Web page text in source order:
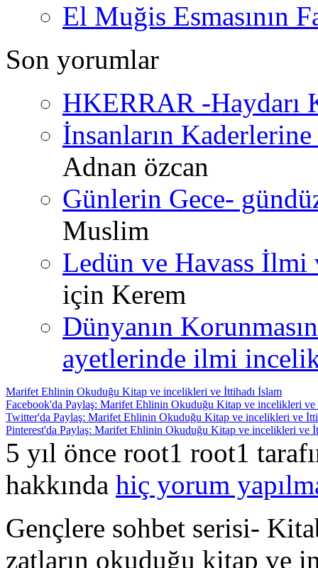
El Muğis Esmasının
Son yorumlar
HKERRAR -Haydarı
İnsanların
Adnan özcan
Günlerin Gece-
Muslim
Ledün ve Havass İlmi
için Kerem
Dünyanın
ayetlerinde ilmi
Marifet Ehlinin Okuduğu Kitap ve incelikleri ve İttihadı İslam
Facebook'da Paylaş: Marifet Ehlinin Okuduğu Kitap ve incelikleri ve
Twitter'da Paylaş: Marifet Ehlinin Okuduğu Kitap ve incelikleri ve
Pinterest'da Paylaş: Marifet Ehlinin Okuduğu Kitap ve incelikleri ve
5 yıl önce root1 root1
hakkında hiç yorum
Gençlere sohbet serisi-
zatların okuduğu kitap ve